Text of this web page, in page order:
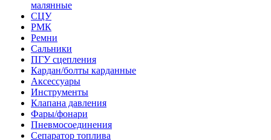
малянные
СЦУ
РМК
Ремни
Сальники
ПГУ сцепления
Кардан/болты карданные
Аксессуары
Инструменты
Клапана давления
Фары/фонари
Пневмосоединения
Сепаратор топлива